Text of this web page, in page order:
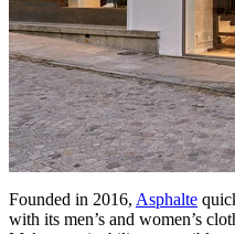
Founded in 2016, Asphalte
with its men’s and women’s